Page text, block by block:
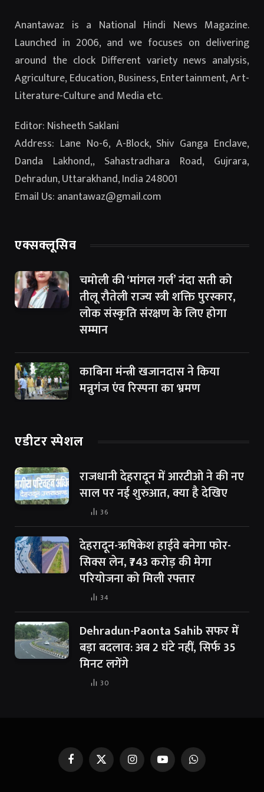
Anantawaz is a National Hindi News Magazine.
Launched in 2006, and we focuses on delivering
around the clock Different variety news analysis,
Agriculture, Education, Business, Entertainment, Art-
Literature-Culture and Media etc.
Editor: Nisheeth Saklani
Address: Lane No-6, A-Block, Shiv Ganga Enclave,
Danda Lakhond,, Sahastradhara Road, Gujrara,
Dehradun, Uttarakhand, India 248001
Email Us: anantawaz@gmail.com
एक्सक्लूसिव
चमोली की ‘मांगल गर्ल’ नंदा सती को
तीलू रौतेली राज्य स्त्री शक्ति पुरस्कार,
लोक संस्कृति संरक्षण के लिए होगा
सम्मान
काबिना मंन्त्री खजानदास ने किया
मन्नुगंज एंव रिस्पना का भ्रमण
एडीटर स्पेशल
राजधानी देहरादून में आरटीओ ने की नए
साल पर नई शुरुआत, क्या है देखिए
36
देहरादून-ऋषिकेश हाईवे बनेगा फोर-
सिक्स लेन, ₹743 करोड़ की मेगा
परियोजना को मिली रफ्तार
34
Dehradun-Paonta Sahib सफर में
बड़ा बदलाव: अब 2 घंटे नहीं, सिर्फ 35
मिनट लगेंगे
30
FacebookX
(Twitter)
InstagramYouTubeWhatsApp